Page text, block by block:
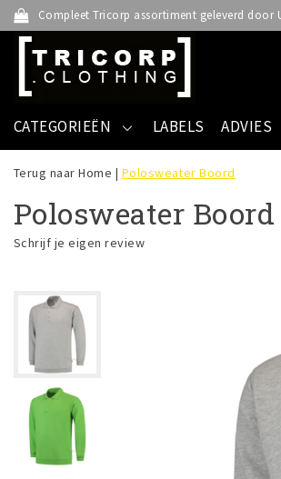
Compleet Tricorp assortiment geleverd door
CATEGORIEËN LABELS ADVIES
Terug naar Home | Polosweater Boord
Polosweater Boord
Schrijf je eigen review